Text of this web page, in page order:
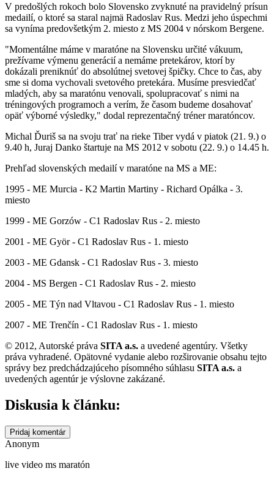
V predošlých rokoch bolo Slovensko zvyknuté na pravidelný prísun
medailí, o ktoré sa staral najmä Radoslav Rus. Medzi jeho úspechmi
sa vyníma predovšetkým 2. miesto z MS 2004 v nórskom Bergene.
"Momentálne máme v maratóne na Slovensku určité vákuum,
prežívame výmenu generácií a nemáme pretekárov, ktorí by
dokázali preniknúť do absolútnej svetovej špičky. Chce to čas, aby
sme si doma vychovali svetového pretekára. Musíme presviedčať
mladých, aby sa maratónu venovali, spolupracovať s nimi na
tréningových programoch a verím, že časom budeme dosahovať
opäť výborné výsledky," dodal reprezentačný tréner maratóncov.
Michal Ďuriš sa na svoju trať na rieke Tiber vydá v piatok (21. 9.) o
9.40 h, Juraj Danko štartuje na MS 2012 v sobotu (22. 9.) o 14.45 h.
Prehľad slovenských medailí v maratóne na MS a ME:
1995 - ME Murcia - K2 Martin Martiny - Richard Opálka - 3.
miesto
1999 - ME Gorzów - C1 Radoslav Rus - 2. miesto
2001 - ME Györ - C1 Radoslav Rus - 1. miesto
2003 - ME Gdansk - C1 Radoslav Rus - 3. miesto
2004 - MS Bergen - C1 Radoslav Rus - 2. miesto
2005 - ME Týn nad Vltavou - C1 Radoslav Rus - 1. miesto
2007 - ME Trenčín - C1 Radoslav Rus - 1. miesto
© 2012, Autorské práva SITA a.s. a uvedené agentúry. Všetky
práva vyhradené. Opätovné vydanie alebo rozširovanie obsahu tejto
správy bez predchádzajúceho písomného súhlasu SITA a.s. a
uvedených agentúr je výslovne zakázané.
Diskusia k článku:
Pridaj komentár
Anonym
live video ms maratón